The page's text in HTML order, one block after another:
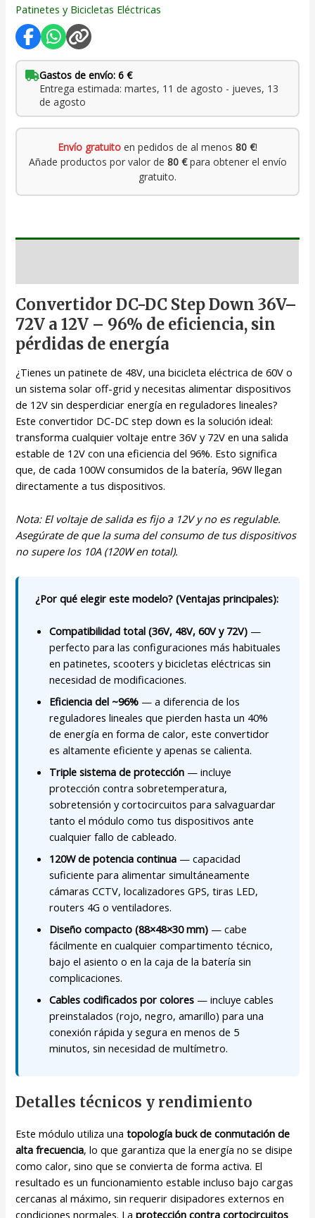
Patinetes y Bicicletas Eléctricas
Gastos de envío: 6 €
Entrega estimada: martes, 11 de agosto - jueves, 13
de agosto
Envío gratuito en pedidos de al menos 80 €!
Añade productos por valor de 80 €para obtener el envío
gratuito.
Convertidor DC-DC Step Down 36V–
72V a 12V – 96% de eficiencia, sin
pérdidas de energía
¿Tienes un patinete de 48V, una bicicleta eléctrica de 60V o
un sistema solar off-grid y necesitas alimentar dispositivos
de 12V sin desperdiciar energía en reguladores lineales?
Este convertidor DC-DC step down es la solución ideal:
transforma cualquier voltaje entre 36V y 72V en una salida
estable de 12V con una eficiencia del 96%. Esto significa
que, de cada 100W consumidos de la batería, 96W llegan
directamente a tus dispositivos.
Nota: El voltaje de salida es fijo a 12V y no es regulable.
Asegúrate de que la suma del consumo de tus dispositivos
no supere los 10A (120W en total).
¿Por qué elegir este modelo? (Ventajas principales):
Compatibilidad total (36V, 48V, 60V y 72V) —
perfecto para las configuraciones más habituales
en patinetes, scooters y bicicletas eléctricas sin
necesidad de modificaciones.
Eficiencia del ~96% — a diferencia de los
reguladores lineales que pierden hasta un 40%
de energía en forma de calor, este convertidor
es altamente eficiente y apenas se calienta.
Triple sistema de protección — incluye
protección contra sobretemperatura,
sobretensión y cortocircuitos para salvaguardar
tanto el módulo como tus dispositivos ante
cualquier fallo de cableado.
120W de potencia continua — capacidad
suficiente para alimentar simultáneamente
cámaras CCTV, localizadores GPS, tiras LED,
routers 4G o ventiladores.
Diseño compacto (88×48×30 mm) — cabe
fácilmente en cualquier compartimento técnico,
bajo el asiento o en la caja de la batería sin
complicaciones.
Cables codificados por colores — incluye cables
preinstalados (rojo, negro, amarillo) para una
conexión rápida y segura en menos de 5
minutos, sin necesidad de multímetro.
Detalles técnicos y rendimiento
Este módulo utiliza unatopología buck de conmutación de
alta frecuencia, lo que garantiza que la energía no se disipe
como calor, sino que se convierta de forma activa. El
resultado es un funcionamiento estable incluso bajo cargas
cercanas al máximo, sin requerir disipadores externos en
condiciones normales. Laprotección contra cortocircuitos